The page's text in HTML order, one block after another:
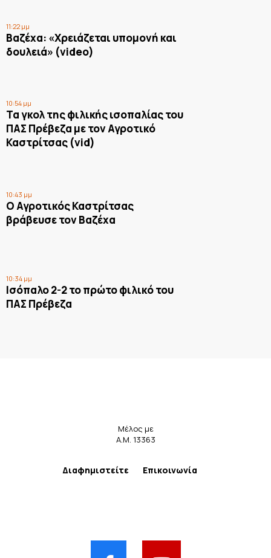
11:22 μμ
Βαζέχα: «Χρειάζεται υπομονή και
δουλειά» (video)
10:54 μμ
Τα γκολ της φιλικής ισοπαλίας του
ΠΑΣ Πρέβεζα με τον Αγροτικό
Καστρίτσας (vid)
10:43 μμ
Ο Αγροτικός Καστρίτσας
βράβευσε τον Βαζέχα
10:34 μμ
Ισόπαλο 2-2 το πρώτο φιλικό του
ΠΑΣ Πρέβεζα
Μέλος με
Α.Μ. 13363
Διαφημιστείτε Επικοινωνία